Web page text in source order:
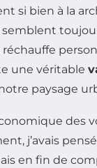
si bien à la
semblent
réchauffe
une véritable
paysage
des
j’avais
en fin de